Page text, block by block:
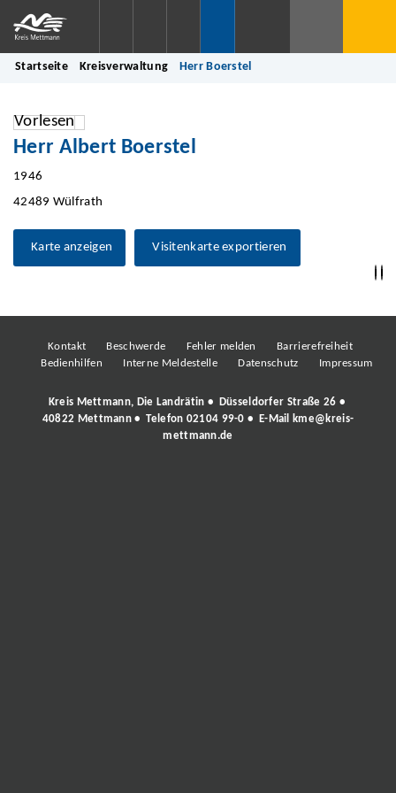
Startseite Kreisverwaltung Herr Boerstel
Vorlesen
Herr Albert Boerstel
1946
42489 Wülfrath
Karte anzeigen Visitenkarte exportieren
Kontakt Beschwerde Fehler melden
Barrierefreiheit
Bedienhilfen
Interne Meldestelle Datenschutz Impressum
Kreis Mettmann, Die Landrätin • Düsseldorfer Straße 26 •
40822 Mettmann • Telefon 02104 99-0 • E-Mail
kme@kreis-
mettmann.de